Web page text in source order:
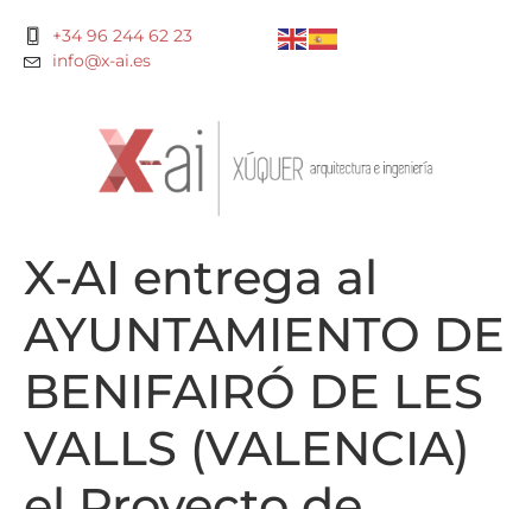
+34 96 244 62 23
info@x-ai.es
X-AI entrega al
AYUNTAMIENTO DE
BENIFAIRÓ DE LES
VALLS (VALENCIA)